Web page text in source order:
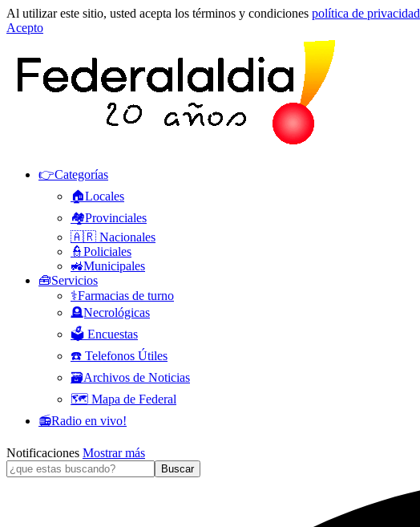
Al utilizar este sitio, usted acepta los términos y condiciones política de privacidad
Acepto
👉Categorías
🏠Locales
🏘️Provinciales
🇦🇷 Nacionales
👮Policiales
🚜Municipales
🧰Servicios
⚕️Farmacias de turno
🪦Necrológicas
🗳️ Encuestas
☎️ Telefonos Útiles
🗃️Archivos de Noticias
🗺️ Mapa de Federal
📻Radio en vivo!
Notificaciones Mostrar más